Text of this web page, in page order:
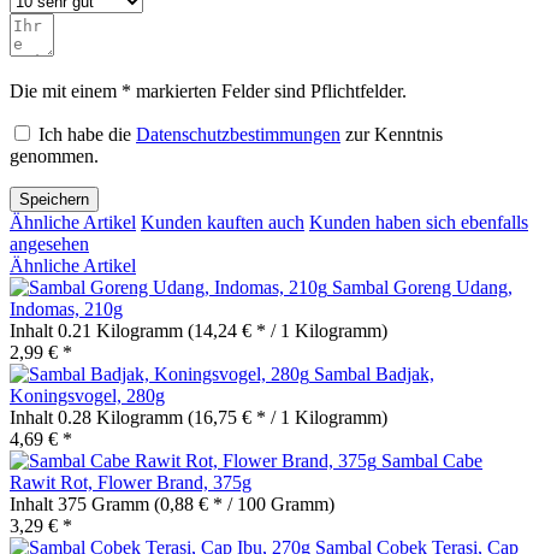
Die mit einem * markierten Felder sind Pflichtfelder.
Ich habe die Datenschutzbestimmungen zur Kenntnis
genommen.
Speichern
Ähnliche Artikel Kunden kauften auch Kunden haben sich ebenfalls
angesehen
Ähnliche Artikel
Sambal Goreng Udang,
Indomas, 210g
Inhalt 0.21 Kilogramm (14,24 € * / 1 Kilogramm)
2,99 € *
Sambal Badjak,
Koningsvogel, 280g
Inhalt 0.28 Kilogramm (16,75 € * / 1 Kilogramm)
4,69 € *
Sambal Cabe
Rawit Rot, Flower Brand, 375g
Inhalt 375 Gramm (0,88 € * / 100 Gramm)
3,29 € *
Sambal Cobek Terasi, Cap